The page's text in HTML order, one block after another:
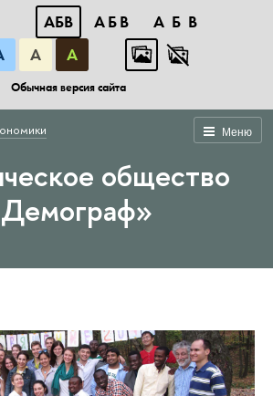
АБВ АБВ
АБВ
А А
Обычная версия сайта
Меню
общество